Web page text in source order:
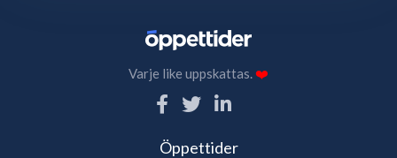
Varje like uppskattas.❤️
Öppettider